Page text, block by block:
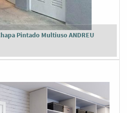
Pintado Multiuso ANDREU